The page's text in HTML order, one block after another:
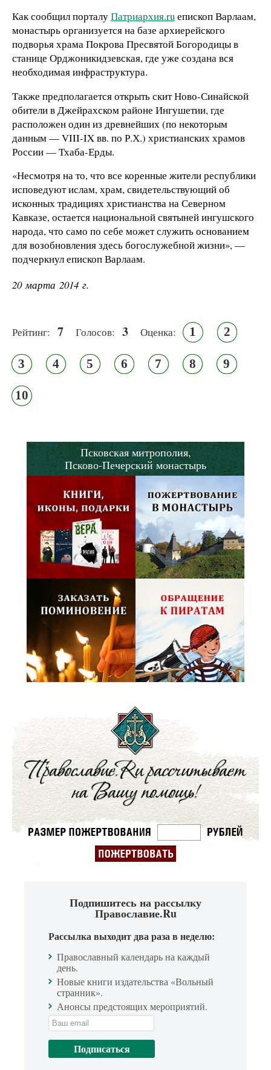
Как сообщил порталуПатриархия.ruепископ Варлаам,
монастырь организуется на базе архиерейского
подворья храма Покрова Пресвятой Богородицы в
станице Орджоникидзевская, где уже создана вся
необходимая инфраструктура.
Также предполагается открыть скит Ново-Синайской
обители в Джейрахском районе Ингушетии, где
расположен один из древнейших (по некоторым
данным — VIII-IX вв. по Р.Х.) христианских храмов
России — Тхаба-Ерды.
«Несмотря на то, что все коренные жители республики
исповедуют ислам, храм, свидетельствующий об
исконных традициях христианства на Северном
Кавказе, остается национальной святыней ингушского
народа, что само по себе может служить основанием
для возобновления здесь богослужебной жизни», —
подчеркнул епископ Варлаам.
20 марта 2014 г.
Рейтинг: 7 Голосов: 3 Оценка: 1 2
3 4 5 6 7 8 9
10
Псковская митрополия,
Псково-Печерский монастырь
Подпишитесь на рассылку
Православие.Ru
Рассылка выходит два раза в неделю:
Православный календарь на каждый
день.
Новые книги издательства «Вольный
странник».
Анонсы предстоящих мероприятий.